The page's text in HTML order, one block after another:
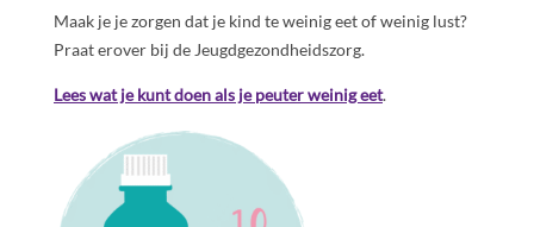
Maak je je zorgen dat je kind te weinig eet of weinig lust?
Praat erover bij de Jeugdgezondheidszorg.
Lees wat je kunt doen als je peuter weinig eet.